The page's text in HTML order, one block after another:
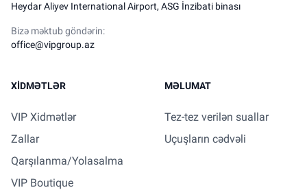
Heydar Aliyev International Airport, ASG İnzibati binası
Bizə məktub göndərin:
office@vipgroup.az
XIDMƏTLƏR
VIP Xidmətlər
Zallar
Qarşılanma/Yolasalma
VIP Boutique
MƏLUMAT
Tez-tez verilən suallar
Uçuşların cədvəli